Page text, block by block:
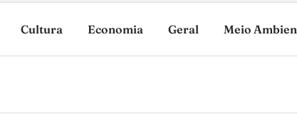
Cultura Economia Geral Meio